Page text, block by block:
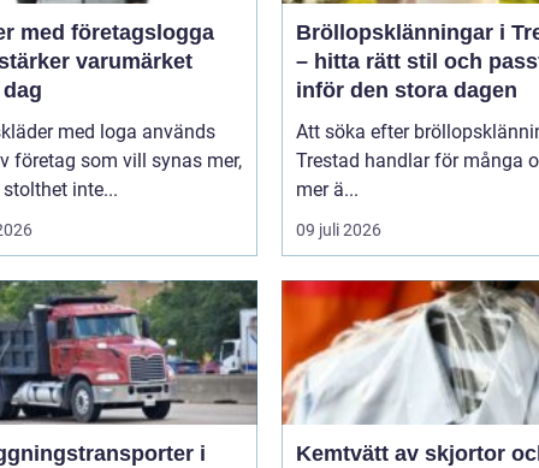
med företagslogga
varumärket
med loga används
företag som vill synas mer,
inte...
Bröllopsklänningar i
– hitta rätt stil och
inför den stora dagen
Att söka efter
Trestad handlar för många
mer ä...
09 juli 2026
i
Kemtvätt av skjortor